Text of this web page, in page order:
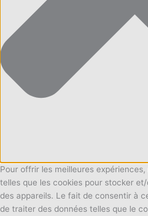
Pour offrir les meilleures
telles que les cookies pour stocker
des appareils. Le fait de consentir à
de traiter des données telles que le